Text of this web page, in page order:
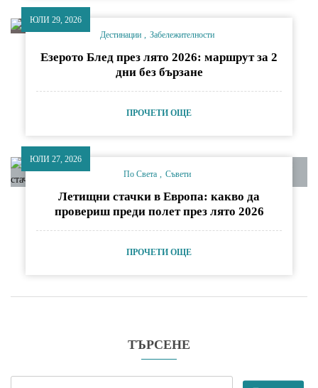
ТЪРСЕНЕ
ЮЛИ 29, 2026
Дестинации
Забележителности
Езерото Блед през лято 2026: маршрут за 2
дни без бързане
ПРОЧЕТИ ОЩЕ
ЮЛИ 27, 2026
По Света
Съвети
Летищни стачки в Европа: какво да
провериш преди полет през лято 2026
ПРОЧЕТИ ОЩЕ